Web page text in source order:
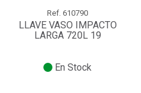
Ref. 610790
LLAVE VASO IMPACTO
LARGA 720L 19
En Stock